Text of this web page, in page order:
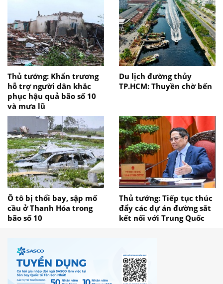
Thủ tướng: Khẩn trương
hỗ trợ người dân khắc
phục hậu quả bão số 10
và mưa lũ
Du lịch đường thủy
TP.HCM: Thuyền chờ bến
Ô tô bị thổi bay, sập mố
cầu ở Thanh Hóa trong
bão số 10
Thủ tướng: Tiếp tục thúc
đẩy các dự án đường sắt
kết nối với Trung Quốc